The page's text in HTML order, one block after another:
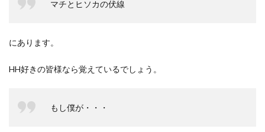
マチとヒソカの伏線
にあります。
HH好きの皆様なら覚えているでしょう。
もし僕が・・・